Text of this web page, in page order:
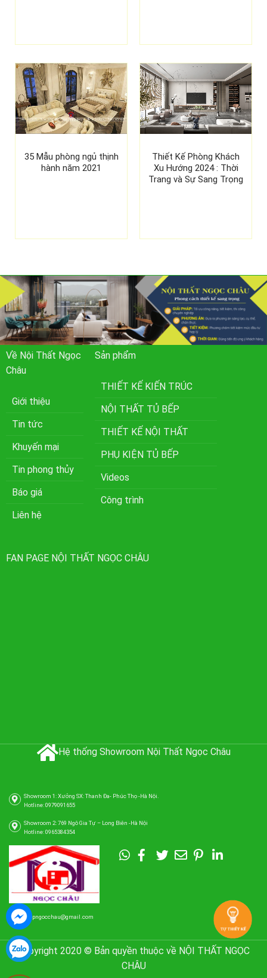
35 Mẫu phòng ngủ thịnh
hành năm 2021
Thiết Kế Phòng Khách
Xu Hướng 2024 : Thời
Trang và Sự Sang Trọng
Về Nội Thất Ngọc
Châu
Giới thiệu
Tin tức
Khuyến mại
Tin phong thủy
Báo giá
Liên hệ
Sản phẩm
THIẾT KẾ KIẾN TRÚC
NỘI THẤT TỦ BẾP
THIẾT KẾ NỘI THẤT
PHỤ KIỆN TỦ BẾP
Videos
Công trình
FAN PAGE NỘI THẤT NGỌC CHÂU
Hệ thống Showroom Nội Thất Ngọc Châu
Showroom 1: Xưởng SX: Thanh Đa- Phúc Thọ -Hà Nội.
Hotline: 0979091655
Showroom 2: 769 Ngô Gia Tự – Long Biên -Hà Nội
Hotline: 0965384354
tubepngocchau@gmail.com
Copyright 2020 © Bản quyền thuộc về NỘI THẤT NGỌC
CHÂU